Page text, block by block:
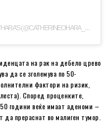
A
POST SHARED BY CATHERINE O’HARA’S (@CATHERINEOHARA_CHRONOLOGY)
на рак на дебело црево
да се зголемува по 50-
фактори на ризик,
Според проценките,
години веќе имаат аденоми –
да прераснат во малиген тумор.